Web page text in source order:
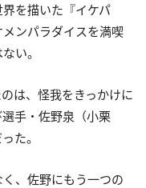
を描いた『イケパ
ンパラダイスを満喫
い。
は、怪我をきっかけに
手・佐野泉（小栗
た。
、佐野にもう一つの